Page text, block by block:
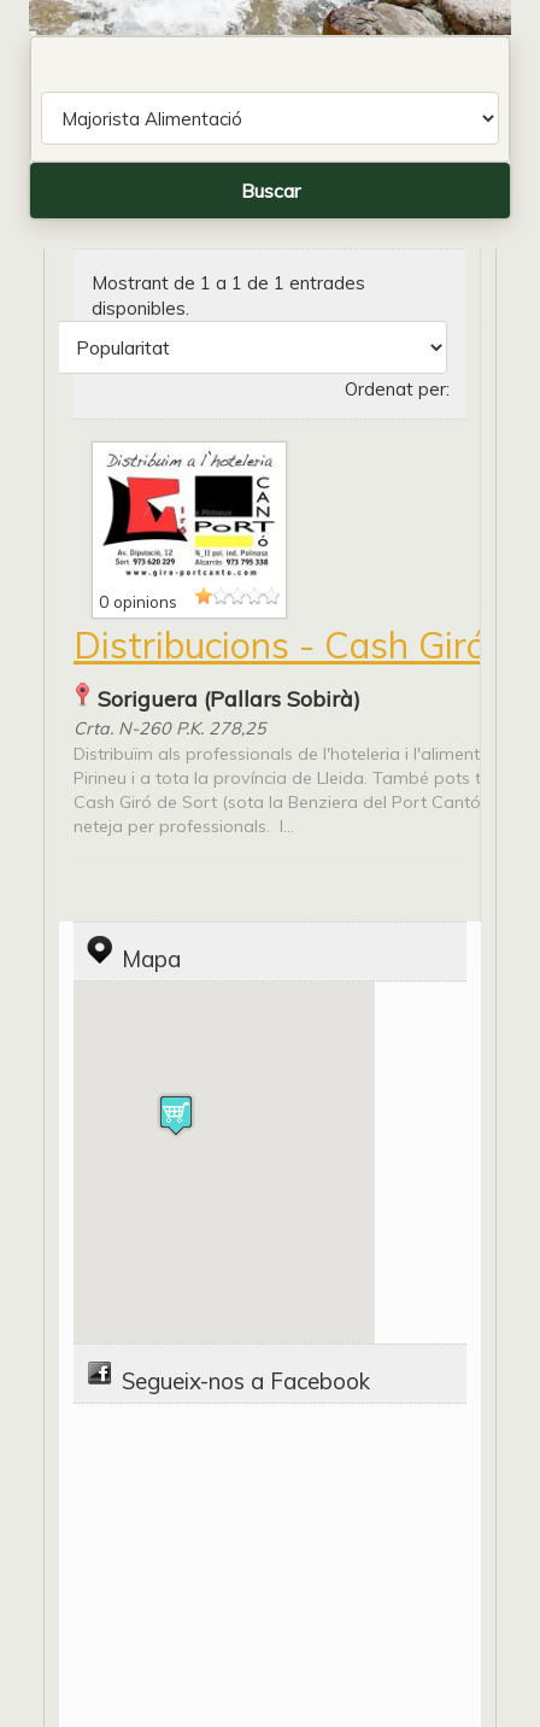
Mostrant de 1 a 1 de 1 entrades
disponibles.
Ordenat per:
0 opinions
Distribucions - Cash Giró
Soriguera (Pallars Sobirà)
Crta. N-260 P.K. 278,25
Distribuïm als professionals de l'hoteleria i l'alimentació
Pirineu i a tota la província de Lleida. També pots trobar-
Cash Giró de Sort (sota la Benziera del Port Cantó)
neteja per professionals. I...
Mapa
Segueix-nos a Facebook